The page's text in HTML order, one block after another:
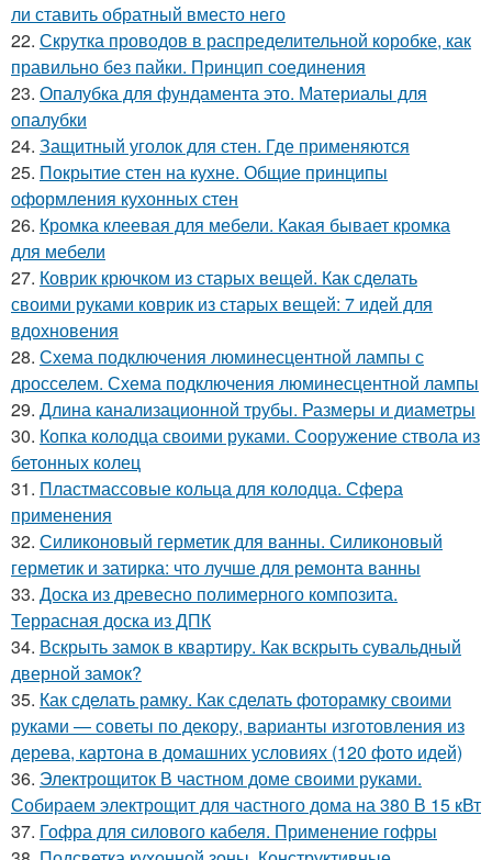
ли ставить обратный вместо него
22. Скрутка проводов в распределительной коробке, как
правильно без пайки. Принцип соединения
23. Опалубка для фундамента это. Материалы для
опалубки
24. Защитный уголок для стен. Где применяются
25. Покрытие стен на кухне. Общие принципы
оформления кухонных стен
26. Кромка клеевая для мебели. Какая бывает кромка
для мебели
27. Коврик крючком из старых вещей. Как сделать
своими руками коврик из старых вещей: 7 идей для
вдохновения
28. Схема подключения люминесцентной лампы с
дросселем. Схема подключения люминесцентной лампы
29. Длина канализационной трубы. Размеры и диаметры
30. Копка колодца своими руками. Сооружение ствола из
бетонных колец
31. Пластмассовые кольца для колодца. Сфера
применения
32. Силиконовый герметик для ванны. Силиконовый
герметик и затирка: что лучше для ремонта ванны
33. Доска из древесно полимерного композита.
Террасная доска из ДПК
34. Вскрыть замок в квартиру. Как вскрыть сувальдный
дверной замок?
35. Как сделать рамку. Как сделать фоторамку своими
руками — советы по декору, варианты изготовления из
дерева, картона в домашних условиях (120 фото идей)
36. Электрощиток В частном доме своими руками.
Собираем электрощит для частного дома на 380 В 15 кВт
37. Гофра для силового кабеля. Применение гофры